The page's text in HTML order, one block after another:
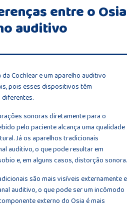
entre o Osia
auditivo
Cochlear e um aparelho auditivo
pois esses dispositivos têm
sonoras diretamente para o
pelo paciente alcança uma qualidade
Já os aparelhos tradicionais
auditivo, o que pode resultar em
e, em alguns casos, distorção sonora.
são mais visíveis externamente e
auditivo, o que pode ser um incômodo
externo do Osia é mais